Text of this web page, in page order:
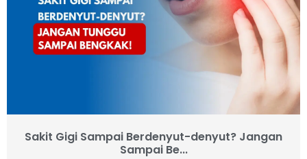
Sakit Gigi Sampai Berdenyut-denyut? Jangan
Sampai Be...